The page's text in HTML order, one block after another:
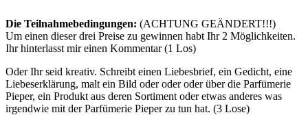
Die Teilnahmebedingungen: (ACHTUNG GEÄNDERT!!!)
Um einen dieser drei Preise zu gewinnen habt Ihr 2 Möglichkeiten.
Ihr hinterlasst mir einen Kommentar (1 Los)
Oder Ihr seid kreativ. Schreibt einen Liebesbrief, ein Gedicht, eine
Liebeserklärung, malt ein Bild oder oder oder über die Parfümerie
Pieper, ein Produkt aus deren Sortiment oder etwas anderes was
irgendwie mit der Parfümerie Pieper zu tun hat. (3 Lose)